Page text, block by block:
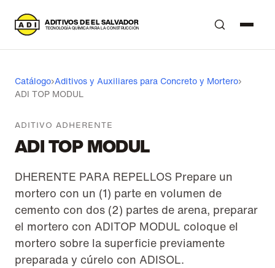
A DITIVOS DE EL SALVADOR
T ECNOLOGÍA QUÍMICA PARA LA CONSTRUCCIÓN
Catálogo›Aditivos y Auxiliares para Concreto y Mortero›
ADI TOP MODUL
ADITIVO ADHERENTE
ADI TOP MODUL
DHERENTE PARA REPELLOS Prepare un
mortero con un (1) parte en volumen de
cemento con dos (2) partes de arena, preparar
el mortero con ADITOP MODUL coloque el
mortero sobre la superficie previamente
preparada y cúrelo con ADISOL.